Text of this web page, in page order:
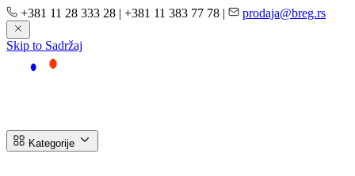
+381 11 28 333 28 | +381 11 383 77 78 | prodaja@breg.rs
Skip to Sadržaj
Kategorije